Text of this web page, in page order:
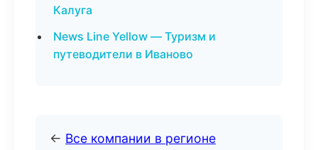
Калуга
News Line Yellow — Туризм и
путеводители в Иваново
← Все компании в регионе